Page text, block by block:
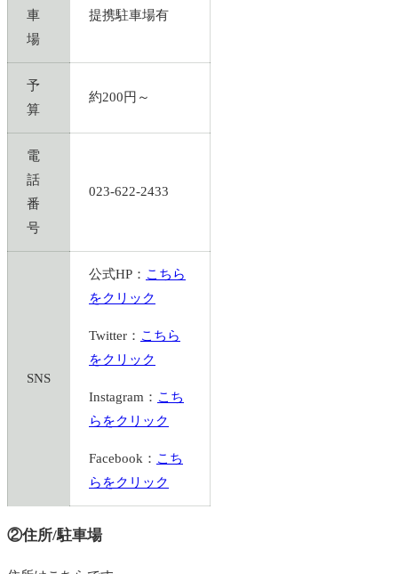
車
場
提携駐車場有
予
算
約200円～
電
話
番
号
023-622-2433
SNS
公式HP： こちら
をクリック
Twitter： こちら
をクリック
Instagram： こち
らをクリック
Facebook： こち
らをクリック
②住所/駐車場